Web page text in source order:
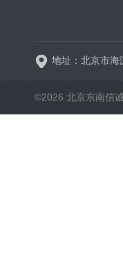
©2026 北京东南信